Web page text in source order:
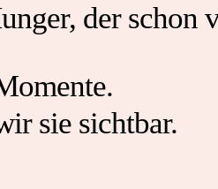
der schon
sie sichtbar.